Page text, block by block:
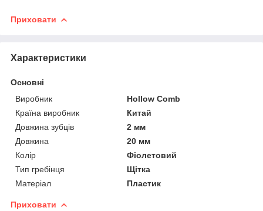
Приховати
Характеристики
Основні
Виробник
Hollow Comb
Країна виробник
Китай
Довжина зубців
2 мм
Довжина
20 мм
Колір
Фіолетовий
Тип гребінця
Щітка
Матеріал
Пластик
Приховати